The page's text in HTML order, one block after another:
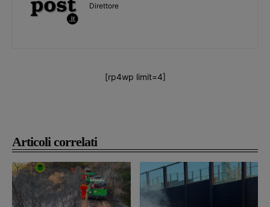
Articoli correlati
Direttore
[rp4wp limit=4]